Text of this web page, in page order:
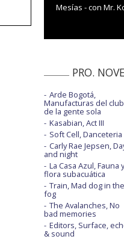
Mesías - con Mr.
PRO.
Arde Bogotá,
Manufacturas del club
de la gente sola
Kasabian, Act III
Soft Cell, Danceteria
Carly Rae Jepsen,
and night
La Casa Azul, Fauna y
flora subacuática
Train, Mad dog in the
fog
The Avalanches, No
bad memories
Editors, Surface,
& sound